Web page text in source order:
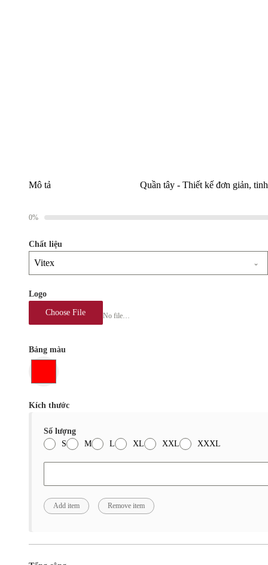
Mô tả Quần tây - Thiết kế đơn giản,
0%
Chất liệu
Vitex
Logo
Choose File No file chosen
Bảng màu
Kích thước
Số lượng
S
M L XL XXL XXXL